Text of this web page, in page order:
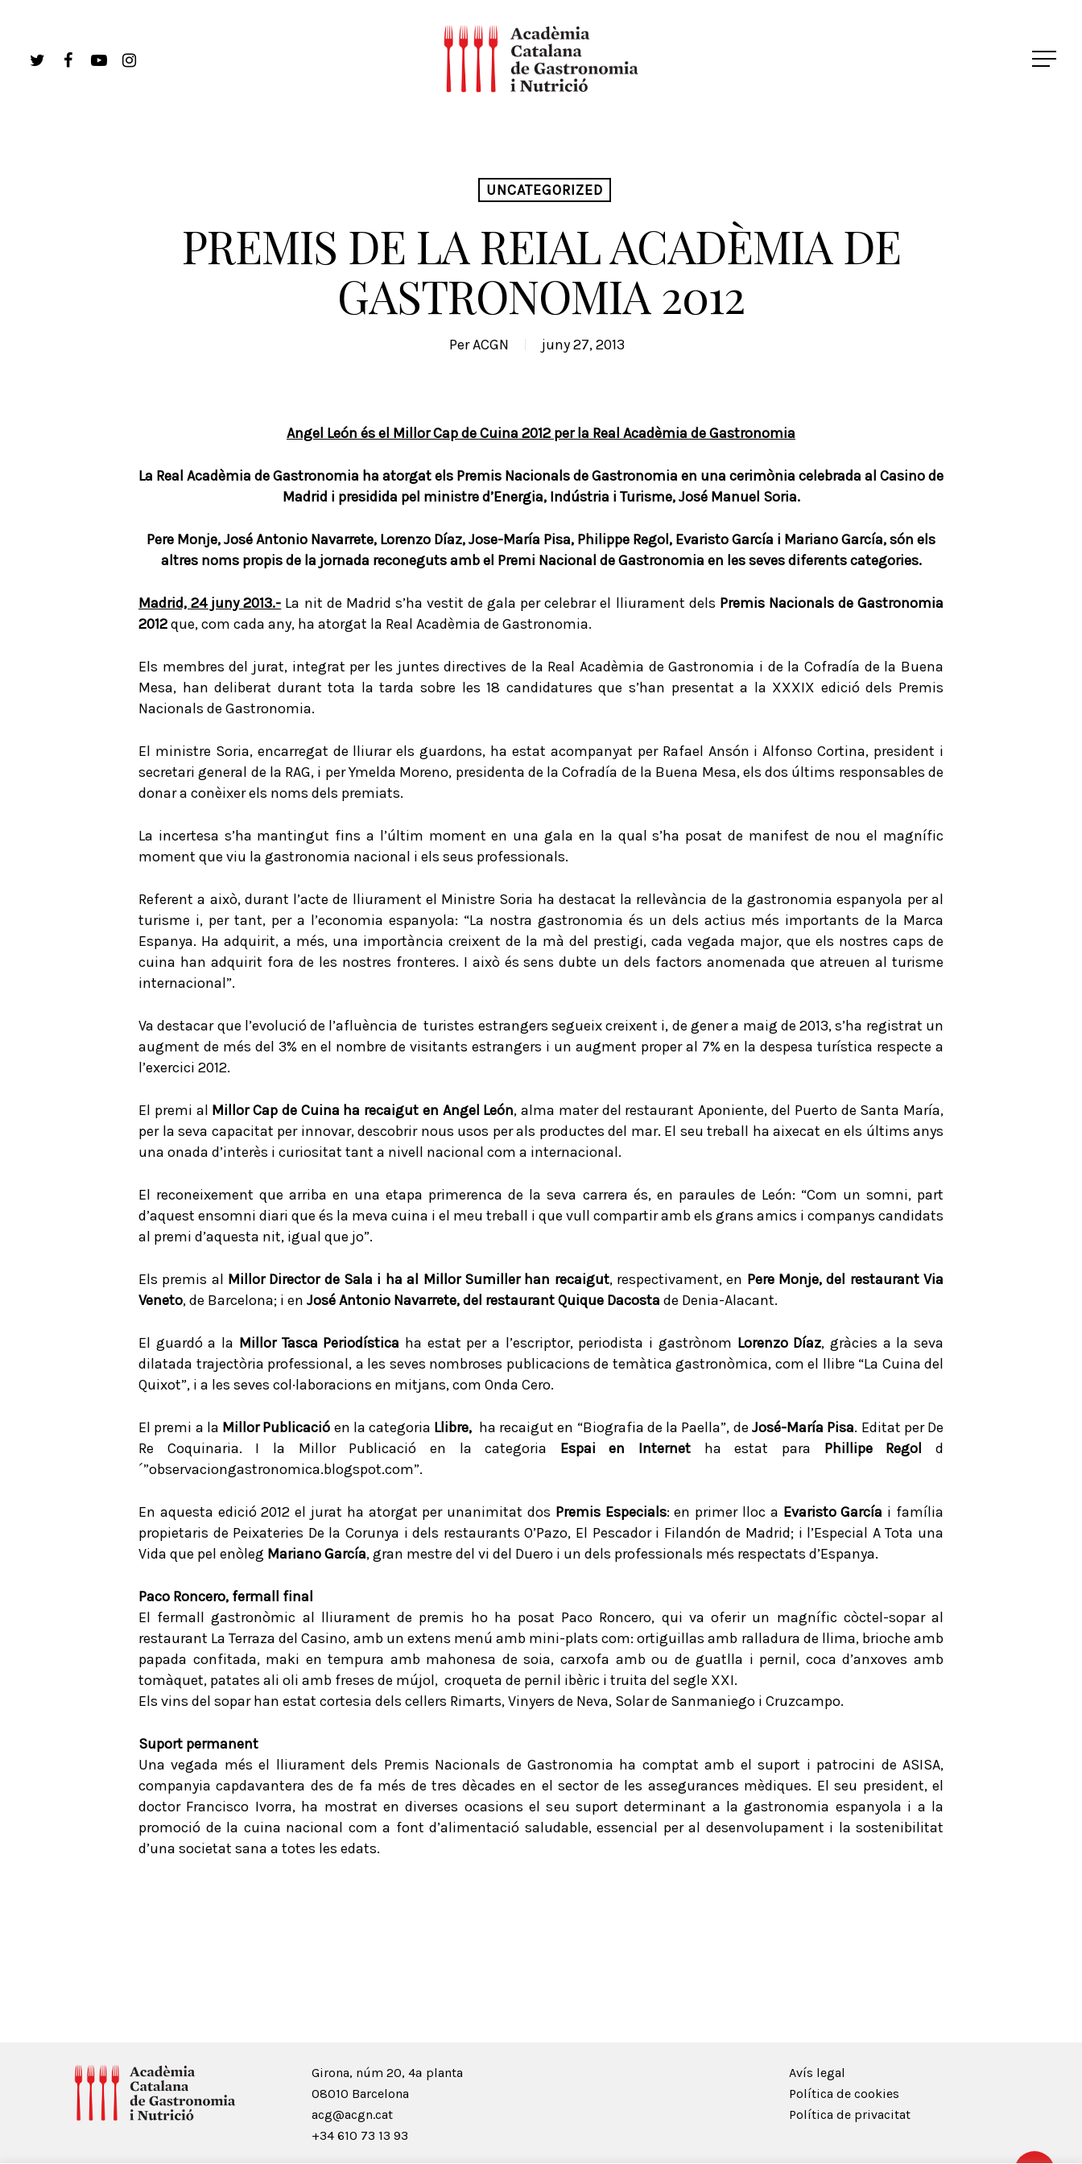
UNCATEGORIZED
PREMIS DE LA REIAL ACADÈMIA DE
GASTRONOMIA 2012
PerACGN juny 27, 2013
Angel León és el Millor Cap de Cuina 2012 per la Real Acadèmia deGastronomia
La Real Acadèmia de Gastronomia ha atorgat els Premis Nacionals de Gastronomia en una cerimònia celebrada al Casino de
Madrid i presidida pel ministre d’Energia, Indústria i Turisme, José Manuel Soria.
Pere Monje, José Antonio Navarrete, Lorenzo Díaz, Jose-María Pisa, Philippe Regol, Evaristo García i Mariano García, són els
altres noms propis de la jornada reconeguts amb el Premi Nacional de Gastronomia en les seves diferents categories.
Madrid, 24 juny 2013.- La nit de Madrid s’ha vestit de gala per celebrar el lliurament dels Premis Nacionals de Gastronomia
2012que, com cada any, ha atorgat la Real Acadèmia de Gastronomia.
Els membres del jurat, integrat per les juntes directives de la Real Acadèmia de Gastronomia i de la Cofradía de la Buena
Mesa, han deliberat durant tota la tarda sobre les 18 candidatures que s’han presentat a la XXXIX edició dels Premis
Nacionals de Gastronomia.
El ministre Soria, encarregat de lliurar els guardons, ha estat acompanyat per Rafael Ansón i Alfonso Cortina, president i
secretari general de la RAG, i per Ymelda Moreno, presidenta de la Cofradía de la Buena Mesa, els dos últims responsables de
donar a conèixer els noms dels premiats.
La incertesa s’ha mantingut fins a l’últim moment en una gala en la qual s’ha posat de manifest de nou el magnífic
moment que viu la gastronomia nacional i els seus professionals.
Referent a això, durant l’acte de lliurament el Ministre Soria ha destacat la rellevància de la gastronomia espanyola per al
turisme i, per tant, per a l’economia espanyola: “La nostra gastronomia és un dels actius més importants de la Marca
Espanya. Ha adquirit, a més, una importància creixent de la mà del prestigi, cada vegada major, que els nostres caps de
cuina han adquirit fora de les nostres fronteres. I això és sens dubte un dels factors anomenada que atreuen al turisme
internacional”.
Va destacar que l’evolució de l’afluència de turistes estrangers segueix creixent i, de gener a maig de 2013, s’ha registrat un
augment de més del 3% en el nombre de visitants estrangers i un augment proper al 7% en la despesa turística respecte a
l’exercici 2012.
El premi al Millor Cap de Cuina ha recaigut en Angel León, alma mater del restaurant Aponiente, del Puerto de Santa María,
per la seva capacitat per innovar, descobrir nous usos per als productes del mar. El seu treball ha aixecat en els últims anys
una onada d’interès i curiositat tant a nivell nacional com a internacional.
El reconeixement que arriba en una etapa primerenca de la seva carrera és, en paraules de León: “Com un somni, part
d’aquest ensomni diari que és la meva cuina i el meu treball i que vull compartir amb els grans amics i companys candidats
al premi d’aquesta nit, igual que jo”.
Els premis al Millor Director de Sala i ha al Millor Sumiller han recaigut, respectivament, en Pere Monje, del restaurant Via
Veneto, de Barcelona; i en José Antonio Navarrete, del restaurant Quique Dacosta de Denia-Alacant.
El guardó a la Millor Tasca Periodística ha estat per a l’escriptor, periodista i gastrònom Lorenzo Díaz, gràcies a la seva
dilatada trajectòria professional, a les seves nombroses publicacions de temàtica gastronòmica, com el llibre “La Cuina del
Quixot”, i a les seves col·laboracions en mitjans, com Onda Cero.
El premi a la Millor Publicació en la categoria Llibre, ha recaigut en “Biografia de la Paella”, de José-María Pisa. Editat per De
Re Coquinaria. I la Millor Publicació en la categoria Espai en Internet ha estat para Phillipe Regol d
´”observaciongastronomica.blogspot.com”.
En aquesta edició 2012 el jurat ha atorgat per unanimitat dos Premis Especials: en primer lloc a Evaristo García i família
propietaris de Peixateries De la Corunya i dels restaurants O’Pazo, El Pescador i Filandón de Madrid; i l’Especial A Tota una
Vida que pel enòleg Mariano García, gran mestre del vi del Duero i un dels professionals més respectats d’Espanya.
Paco Roncero, fermall final
El fermall gastronòmic al lliurament de premis ho ha posat Paco Roncero, qui va oferir un magnífic còctel-sopar al
restaurant La Terraza del Casino, amb un extens menú amb mini-plats com: ortiguillas amb ralladura de llima, brioche amb
papada confitada, maki en tempura amb mahonesa de soia, carxofa amb ou de guatlla i pernil, coca d’anxoves amb
tomàquet, patates ali oli amb freses de mújol, croqueta de pernil ibèric i truita del segle XXI.
Els vins del sopar han estat cortesia dels cellers Rimarts, Vinyers de Neva, Solar de Sanmaniego i Cruzcampo.
Suport permanent
Una vegada més el lliurament dels Premis Nacionals de Gastronomia ha comptat amb el suport i patrocini de ASISA,
companyia capdavantera des de fa més de tres dècades en el sector de les assegurances mèdiques. El seu president, el
doctor Francisco Ivorra, ha mostrat en diverses ocasions el seu suport determinant a la gastronomia espanyola i a la
promoció de la cuina nacional com a font d’alimentació saludable, essencial per al desenvolupament i la sostenibilitat
d’una societat sana a totes les edats.
Girona, núm 20, 4ª planta
08010 Barcelona
acg@acgn.cat
+34 610 73 13 93
Avís legal
Política de cookies
Política de privacitat